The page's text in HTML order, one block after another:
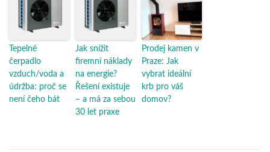
Tepelné
čerpadlo
vzduch/voda a
údržba: proč se
není čeho bát
Jak snížit
firemní náklady
na energie?
Řešení existuje
– a má za sebou
30 let praxe
Prodej kamen v
Praze: Jak
vybrat ideální
krb pro váš
domov?